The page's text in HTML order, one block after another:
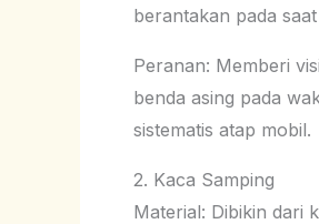
berantakan pada
Peranan: Memberi
benda asing pada
sistematis atap mobil.
2. Kaca Samping
Material: Dibikin dari